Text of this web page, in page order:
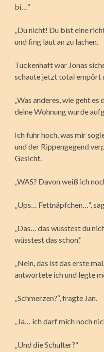
bi…“
„Du nicht! Du bist eine
und fing laut an zu lachen.
Tuckenhaft war Jonas
schaute jetzt total empört
„Was anderes, wie geht
deine Wohnung wurde
Ich fuhr hoch, was mir
und der Rippengegend
Gesicht.
„WAS? Davon weiß ich
„Ups… Fettnäpfchen…“,
„Das… das wusstest du
wüsstest das schon.“
„Nein, das ist das erste
antwortete ich und legte
„Schmerzen?“, fragte Jan.
„Ja… ich darf mich noch
„Und die Schulter?“